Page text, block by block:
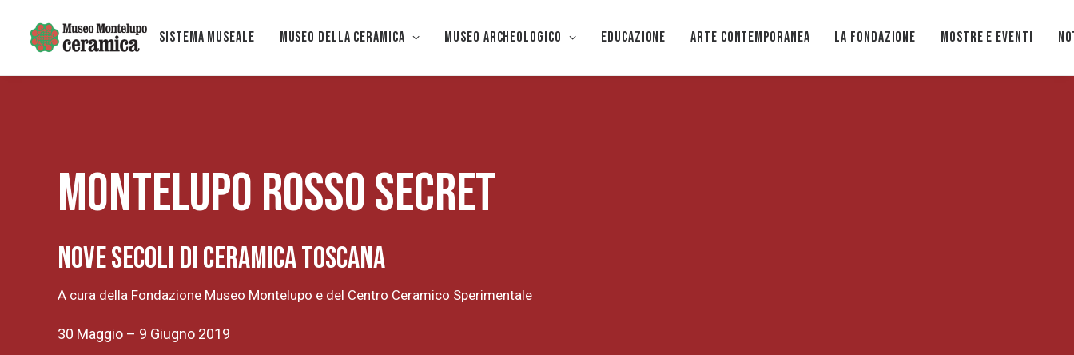
Sistema museale MUSEO DELLA CERAMICA Museo Archeologico EDUCAZIONE Arte Contemporanea La Fondazione Mostre e eventi
Montelupo rosso secret
Nove secoli di ceramica toscana
A cura della Fondazione Museo Montelupo e del Centro Ceramico Sperimentale
30 Maggio – 9 Giugno 2019